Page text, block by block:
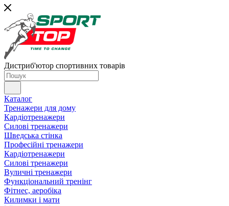
Дистриб'ютор спортивних товарів
Каталог
Тренажери для дому
Кардіотренажери
Силові тренажери
Шведська стінка
Професійні тренажери
Кардіотренажери
Силові тренажери
Вуличні тренажери
Функціональний тренінг
Фітнес, аеробіка
Килимки і мати